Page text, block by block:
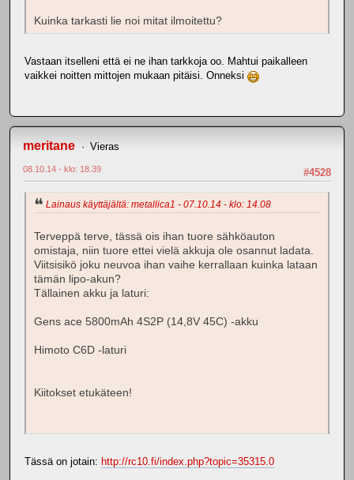
Kuinka tarkasti lie noi mitat ilmoitettu?
Vastaan itselleni että ei ne ihan tarkkoja oo. Mahtui paikalleen
vaikkei noitten mittojen mukaan pitäisi. Onneksi
meritane Vieras
#4528
08.10.14 - klo: 18.39
Lainaus käyttäjältä: metallica1 - 07.10.14 - klo: 14.08
Terveppä terve, tässä ois ihan tuore sähköauton
omistaja, niin tuore ettei vielä akkuja ole osannut ladata.
Viitsisikö joku neuvoa ihan vaihe kerrallaan kuinka lataan
tämän lipo-akun?
Tällainen akku ja laturi:
Gens ace 5800mAh 4S2P (14,8V 45C) -akku
Himoto C6D -laturi
Kiitokset etukäteen!
Tässä on jotain: http://rc10.fi/index.php?topic=35315.0